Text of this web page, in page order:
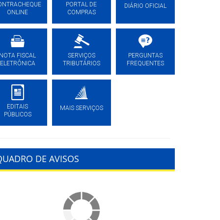
ONLINE
PORTAL DE
COMPRAS
DIÁRIO OFICIAL
FISCAL
ELETRÔNICA
SERVIÇOS
TRIBUTÁRIOS
PERGUNTAS
FREQUENTES
EDITAIS
PÚBLICOS
MAIS SERVIÇOS
DE AVISOS